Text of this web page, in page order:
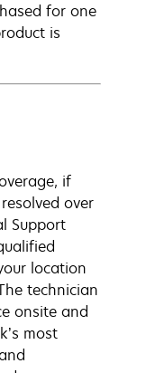
for one
is
if
over
Support
location
technician
onsite and
most